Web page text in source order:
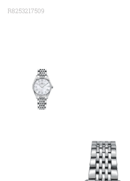
R8253217509